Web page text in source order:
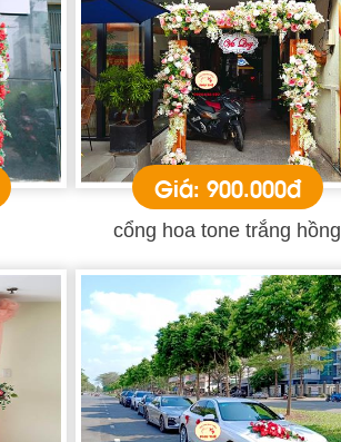
Giá: 900.000đ
cổng hoa tone trắng hồng